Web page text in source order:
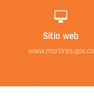
Sitio web
www.martires.gov.co